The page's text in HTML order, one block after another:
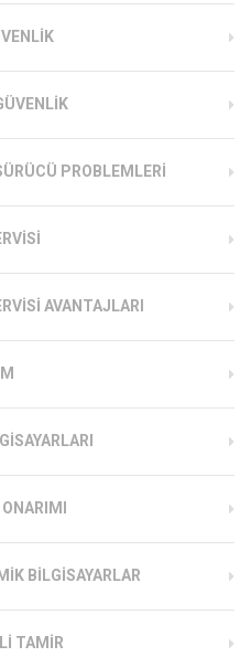
PROBLEMLERI
AVANTAJLARI
BILGISAYARLAR
TAMIR